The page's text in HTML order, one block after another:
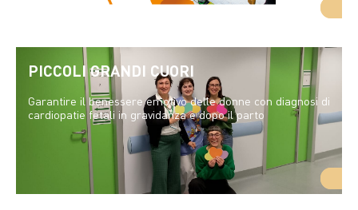
PICCOLI GRANDI CUORI
Garantire il benessere emotivo delle donne con diagnosi di
cardiopatie fetali in gravidanza e dopo il parto